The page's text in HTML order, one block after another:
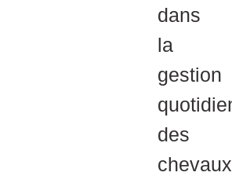
dans
la
gestion
des